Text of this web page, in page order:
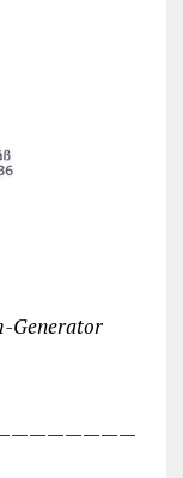
Generator